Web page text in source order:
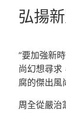
弘揚
“要加強新
尚幻想尋求
腐的傑出風
周全從嚴治